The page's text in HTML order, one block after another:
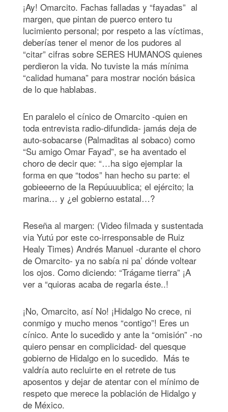
¡Ay! Omarcito. Fachas falladas y “fayadas” al
margen, que pintan de puerco entero tu
lucimiento personal; por respeto a las víctimas,
deberías tener el menor de los pudores al
“citar” cifras sobre SERES HUMANOS quienes
perdieron la vida. No tuviste la más mínima
“calidad humana” para mostrar noción básica
de lo que hablabas.
En paralelo el cínico de Omarcito -quien en
toda entrevista radio-difundida- jamás deja de
auto-sobacarse (Palmaditas al sobaco) como
“Su amigo Omar Fayad”, se ha aventado el
choro de decir que: “…ha sigo ejemplar la
forma en que “todos” han hecho su parte: el
gobieeerno de la Repúuuublica; el ejército; la
marina… y ¿el gobierno estatal…?
Reseña al margen: (Video filmada y sustentada
via Yutú por este co-irresponsable de Ruiz
Healy Times) Andrés Manuel -durante el choro
de Omarcito- ya no sabía ni pa’ dónde voltear
los ojos. Como diciendo: “Trágame tierra” ¡A
ver a “quioras acaba de regarla éste..!
¡No, Omarcito, así No! ¡Hidalgo No crece, ni
conmigo y mucho menos “contigo”! Eres un
cínico. Ante lo sucedido y ante la “omisión” -no
quiero pensar en complicidad- del quesque
gobierno de Hidalgo en lo sucedido. Más te
valdría auto recluirte en el retrete de tus
aposentos y dejar de atentar con el mínimo de
respeto que merece la población de Hidalgo y
de México.